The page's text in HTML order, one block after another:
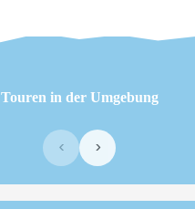
Touren in der Umgebung
‹ ›